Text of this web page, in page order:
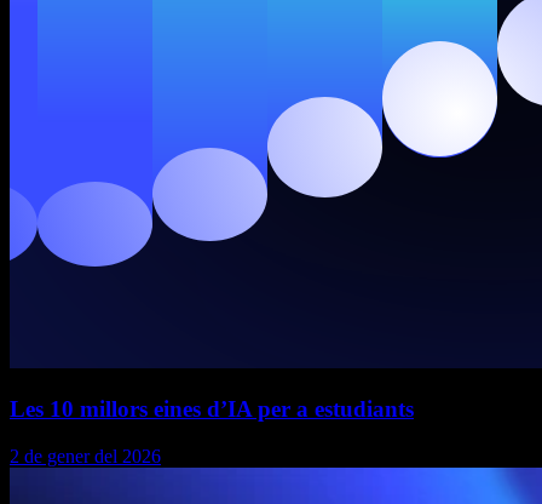
Les 10 millors eines d’IA per a estudiants
2 de gener del 2026